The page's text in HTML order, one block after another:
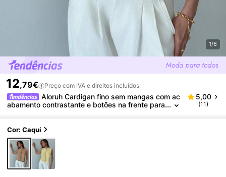
1/6
12,79€ Preço com IVA e direitos incluídos
Aloruh Cardigan fino sem mangas com ac
abamento contrastante e botões na frente para
5,00
(11)
Cor: Caqui